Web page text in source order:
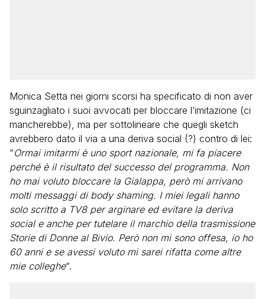
Monica Setta nei giorni scorsi ha specificato di non aver
sguinzagliato i suoi avvocati per bloccare l’imitazione (ci
mancherebbe), ma per sottolineare che quegli sketch
avrebbero dato il via a una deriva social (?) contro di lei:
“Ormai imitarmi è uno sport nazionale, mi fa piacere
perché è il risultato del successo del programma. Non
ho mai voluto bloccare la Gialappa, però mi arrivano
molti messaggi di body shaming. I miei legali hanno
solo scritto a TV8 per arginare ed evitare la deriva
social e anche per tutelare il marchio della trasmissione
Storie di Donne al Bivio. Però non mi sono offesa, io ho
60 anni e se avessi voluto mi sarei rifatta come altre
mie colleghe“.